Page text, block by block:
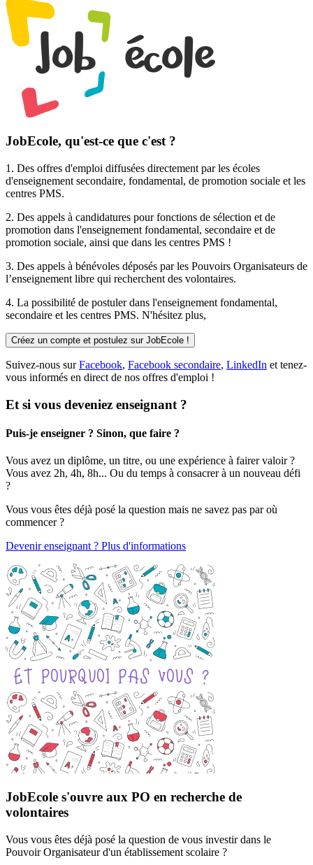
JobEcole, qu'est-ce que c'est ?
1. Des offres d'emploi diffusées directement par les écoles
d'enseignement secondaire, fondamental, de promotion sociale et les
centres PMS.
2. Des appels à candidatures pour fonctions de sélection et de
promotion dans l'enseignement fondamental, secondaire et de
promotion sociale, ainsi que dans les centres PMS !
3. Des appels à bénévoles déposés par les Pouvoirs Organisateurs de
l’enseignement libre qui recherchent des volontaires.
4. La possibilité de postulerdans l'enseignement fondamental,
secondaire et les centres PMS. N'hésitez plus,
Créez un compte et postulez sur JobEcole !
Suivez-nous surFacebook, Facebook secondaire, LinkedIn et tenez-
vous informés en direct de nos offres d'emploi !
Et si vous deveniez enseignant ?
Puis-je enseigner ? Sinon, que faire ?
Vous avez un diplôme, un titre, ou une expérience à fairer valoir ?
Vous avez 2h, 4h, 8h... Ou du temps à consacrer à un nouveau défi
?
Vous vous êtes déjà posé la question mais ne savez pas par où
commencer ?
Devenir enseignant ? Plus d'informations
JobEcole s'ouvre aux PO en recherche de
volontaires
Vous vous êtes déjà posé la question de vous investir dans le
Pouvoir Organisateur d'un établissement scolaire ?